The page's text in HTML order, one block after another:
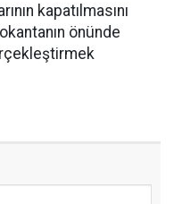
kapatılmasını
önünde